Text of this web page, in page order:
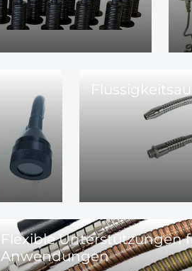
Flexible Unterstützungen
Anwendungen